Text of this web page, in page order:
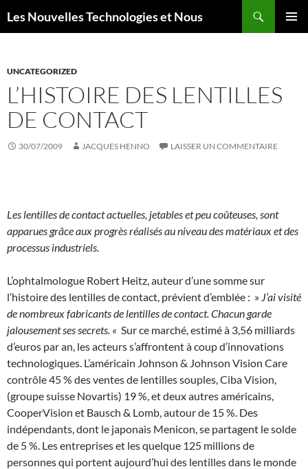
auLes Nouvelles Technologies et Nous
UNCATEGORIZED
L’HISTOIRE DES LENTILLES
DE CONTACT
30/07/2009 JACQUES HENNO LAISSER UN COMMENTAIRE
Les lentilles de contact actuelles, jetables et peu coûteuses, sont
apparues grâce aux progrès réalisés au niveau des matériaux et des
processus industriels.
L’ophtalmologue Robert Heitz, auteur d’une somme sur
l’histoire des lentilles de contact, prévient d’emblée : » J’ai visité
de nombreux fabricants de lentilles de contact. Chacun garde
jalousement ses secrets. « Sur ce marché, estimé à 3,56 milliards
d’euros par an, les acteurs s’affrontent à coup d’innovations
technologiques. L’américain Johnson & Johnson Vision Care
contrôle 45 % des ventes de lentilles souples, Ciba Vision,
(groupe suisse Novartis) 19 %, et deux autres américains,
CooperVision et Bausch & Lomb, autour de 15 %. Des
indépendants, dont le japonais Menicon, se partagent le solde
de 5 %. Les entreprises et les quelque 125 millions de
personnes qui portent aujourd’hui des lentilles dans le monde